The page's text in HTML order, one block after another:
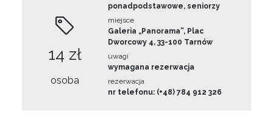
14 zł
osoba
ponadpodstawowe, seniorzy
miejsce
Galeria „Panorama”, Plac
Dworcowy 4, 33-100 Tarnów
uwagi
wymagana rezerwacja
rezerwacja
nr telefonu: (+48) 784 912 326